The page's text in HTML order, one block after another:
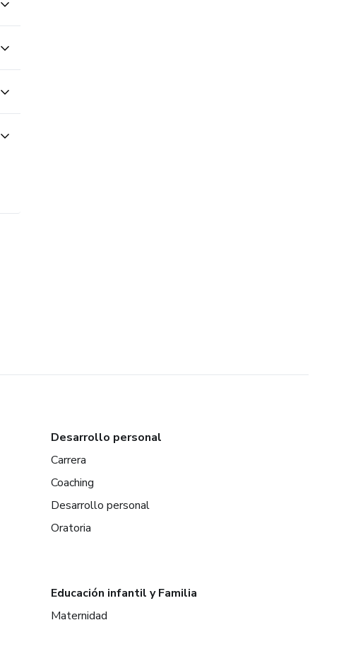
Desarrollo personal
Carrera
Coaching
Desarrollo personal
Oratoria
Educación infantil y Familia
Maternidad